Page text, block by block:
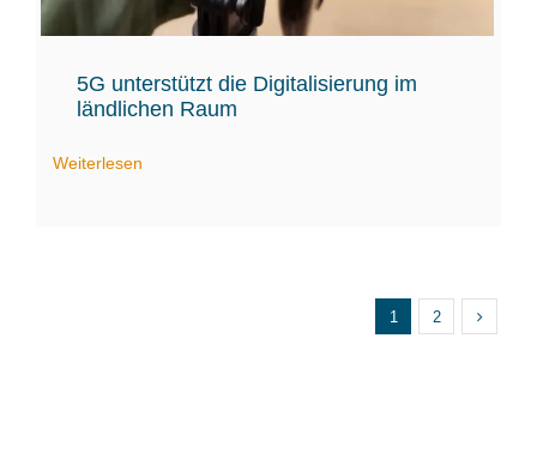
5G unterstützt die Digitalisierung im
ländlichen Raum
Weiterlesen
1 2